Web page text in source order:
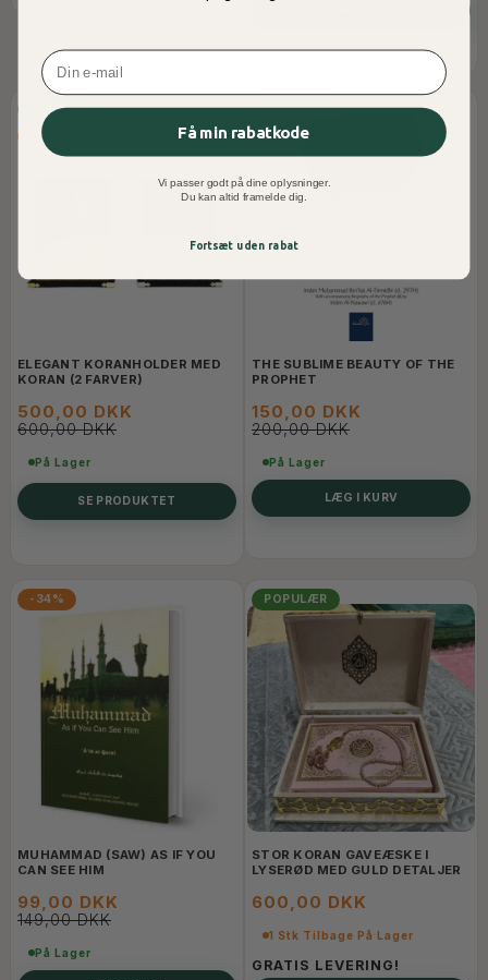
POPULÆR
-17%
ELEGANT KORANHOLDER MED
KORAN (2 FARVER)
500,00 DKK
600,00 DKK
På Lager
SE PRODUKTET
POPULÆR
-25%
THE SUBLIME BEAUTY OF THE
PROPHET
150,00 DKK
200,00 DKK
På Lager
LÆG I KURV
-34%
MUHAMMAD (SAW) AS IF YOU
CAN SEE HIM
99,00 DKK
149,00 DKK
På Lager
POPULÆR
STOR KORAN GAVEÆSKE I
LYSERØD MED GULD DETALJER
600,00 DKK
1 Stk Tilbage På Lager
GRATIS LEVERING!
Email
Få min rabatkode
Vi passer godt på dine oplysninger.
Du kan altid framelde dig.
Fortsæt uden rabat